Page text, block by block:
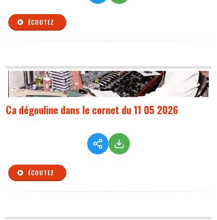
ÉCOUTEZ
Ca dégouline dans le cornet du 11 05 2026
ÉCOUTEZ